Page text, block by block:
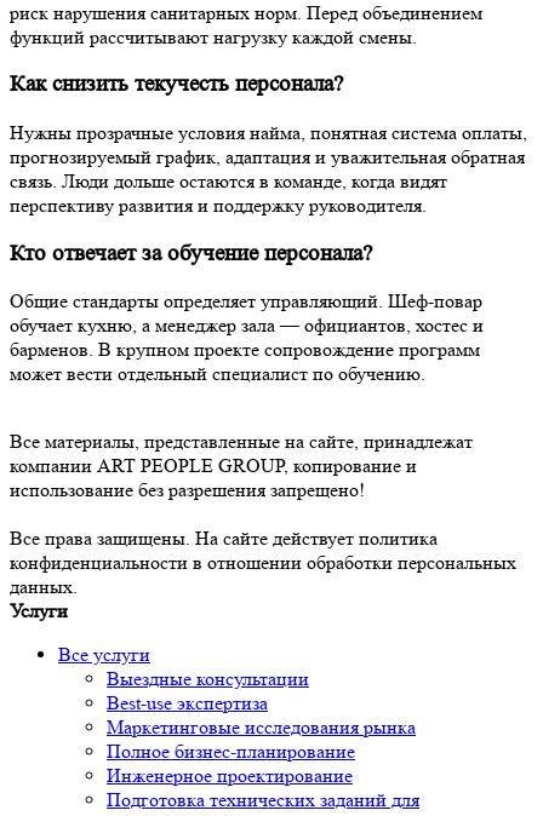
риск нарушения санитарных норм. Перед объединением
функций рассчитывают нагрузку каждой смены.
Как снизить текучесть персонала?
Нужны прозрачные условия найма, понятная система оплаты,
прогнозируемый график, адаптация и уважительная обратная
связь. Люди дольше остаются в команде, когда видят
перспективу развития и поддержку руководителя.
Кто отвечает за обучение персонала?
Общие стандарты определяет управляющий. Шеф-повар
обучает кухню, а менеджер зала — официантов, хостес и
барменов. В крупном проекте сопровождение программ
может вести отдельный специалист по обучению.
Все материалы, представленные на сайте, принадлежат
компании ART PEOPLE GROUP, копирование и
использование без разрешения запрещено!
Все права защищены. На сайте действует политика
конфиденциальности в отношении обработки персональных
данных.
Услуги
Все услуги
Выездные консультации
Best-use экспертиза
Маркетинговые исследования рынка
Полное бизнес-планирование
Инженерное проектирование
Подготовка технических заданий для